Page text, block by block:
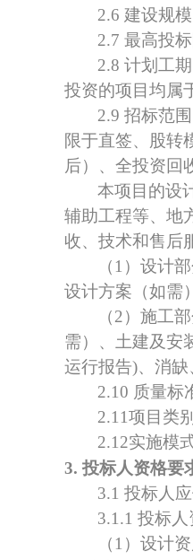
2.6 建设规
2.7 最高投标
2.8 计划工
投资的项目均属
2.9 招标范
限于直签、股转
后）、全投资回
本项目的设
辅助工程等、地
收、技术和售后
（ 1）设计
设计方案（如需
（2）施工
需）、土建及安
运行报告)、消
2.10 质量标
2.11项目类
2.12实施模
3. 投标人资格要
3.1 投标人
3.1.1 投标
（ 1）设计